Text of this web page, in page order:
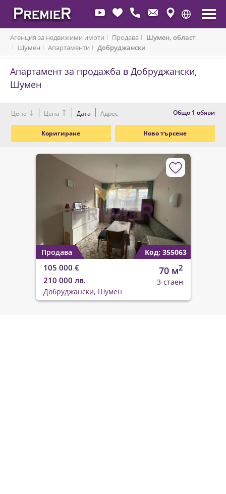
Агенция за недвижими имоти Продава
Шумен, област
Шумен
Апартаменти Добруджански
Апартамент за продажба в Добруджански,
Шумен
Цена Цена Дата Адрес Oбщо 1 обяви
Коригиране Ново търсене
Продава Код: 355063
105 000 €
210 000 лв.
70 м2
3-стаен
Добруджански, Шумен